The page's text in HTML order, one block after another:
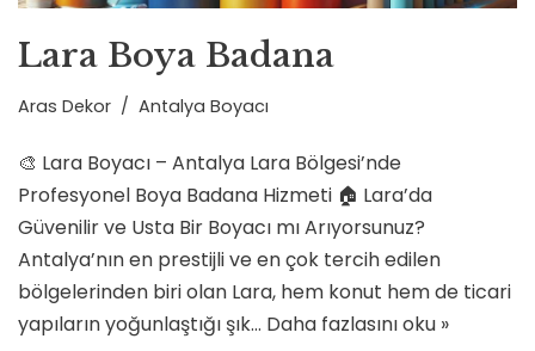
Lara Boya Badana
Aras Dekor Antalya Boyacı
🎨 Lara Boyacı – Antalya Lara Bölgesi’nde
Profesyonel Boya Badana Hizmeti 🏠 Lara’da
Güvenilir ve Usta Bir Boyacı mı Arıyorsunuz?
Antalya’nın en prestijli ve en çok tercih edilen
bölgelerinden biri olan Lara, hem konut hem de ticari
yapıların yoğunlaştığı şık… Daha fazlasını oku »